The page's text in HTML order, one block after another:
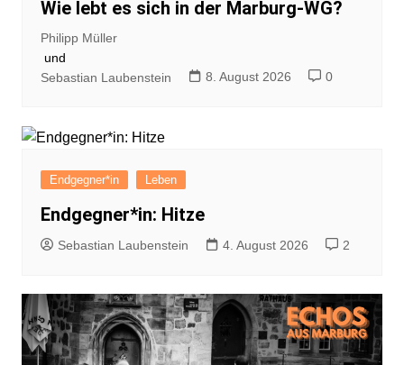
Wie lebt es sich in der Marburg-WG?
Philipp Müller
und
Sebastian Laubenstein
8. August 2026 0
Endgegner*in Leben
Endgegner*in: Hitze
Sebastian Laubenstein 4. August 2026 2